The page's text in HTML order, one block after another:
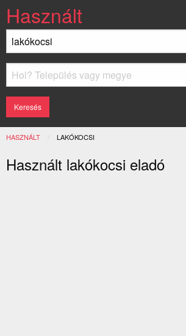
Használt
HASZNÁLT JELENLEGI:
LAKÓKOCSI
Használt lakókocsi eladó